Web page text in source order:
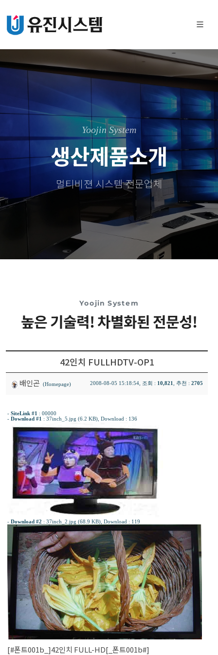
Yoojin System
생산제품소개
멀티비젼 시스템 전문업체
Yoojin System
높은 기술력! 차별화된 전문성!
42인치 FULLHDTV-OP1
배인곤 (Homepage) 2008-08-05 15:18:54, 조회 : 10,821 , 추천 : 2705
- SiteLink #1 : 00000
- Download #1 : 37inch_5.jpg (6.2 KB) , Download : 136
- Download #2 : 37inch_2.jpg (68.9 KB) , Download : 119
[#폰트001b_]42인치 FULL-HD[_폰트001b#]